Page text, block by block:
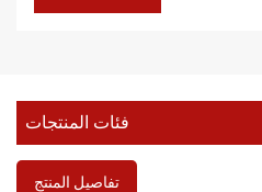
فئات المنتجات
تفاصيل المنتج